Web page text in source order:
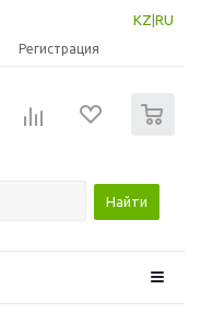
KZ RU
Регистрация
Найти